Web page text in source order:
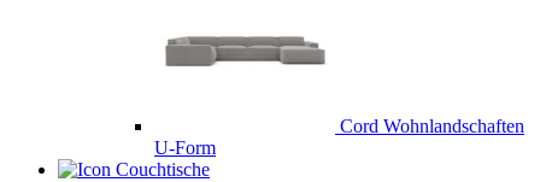
Cord Wohnlandschaften
U-Form
Couchtische